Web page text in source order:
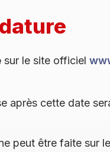
sur le site officiel
après cette date
peut être faite sur